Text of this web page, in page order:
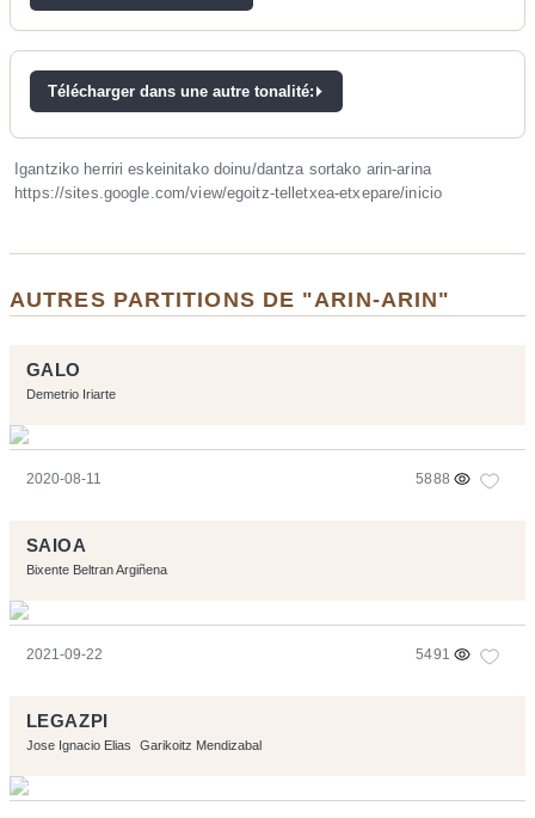
Télécharger dans une autre tonalité:
Igantziko herriri eskeinitako doinu/dantza sortako arin-arina
https://sites.google.com/view/egoitz-telletxea-etxepare/inicio
AUTRES PARTITIONS DE "ARIN-ARIN"
GALO
Demetrio Iriarte
2020-08-11 5888
SAIOA
Bixente Beltran Argiñena
2021-09-22 5491
LEGAZPI
Jose Ignacio Elias Garikoitz Mendizabal